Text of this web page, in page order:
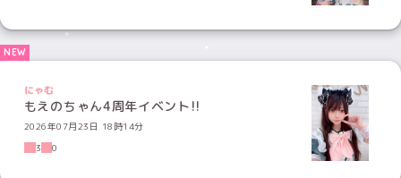
にゃむ
もえのちゃん4周年イベント!!
2026年07月23日 18時14分
3
0